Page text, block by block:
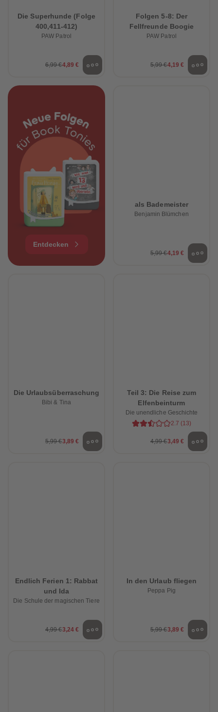
Die Superhunde (Folge
400,411-412)
PAW Patrol
6,99 €4,89 €
Folgen 5-8: Der
Fellfreunde Boogie
PAW Patrol
5,99 €4,19 €
Entdecken
als Bademeister
Benjamin Blümchen
5,99 €4,19 €
Die Urlaubsüberraschung
Bibi & Tina
5,99 €3,89 €
Teil 3: Die Reise zum
Elfenbeinturm
Die unendliche Geschichte
2.7 (13)
4,99 €3,49 €
Endlich Ferien 1: Rabbat
und Ida
Die Schule der magischen Tiere
4,99 €3,24 €
In den Urlaub fliegen
Peppa Pig
5,99 €3,89 €